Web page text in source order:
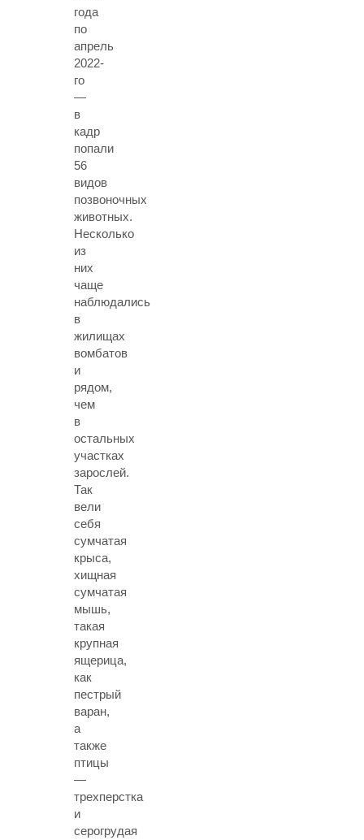
года
по
апрель
2022-
го
—
в
кадр
попали
56
видов
позвоночных
животных.
Несколько
из
них
чаще
наблюдались
в
жилищах
вомбатов
и
рядом,
чем
в
остальных
участках
зарослей.
Так
вели
себя
сумчатая
крыса,
хищная
сумчатая
мышь,
такая
крупная
ящерица,
как
пестрый
варан,
а
также
птицы
—
трехперстка
и
серогрудая